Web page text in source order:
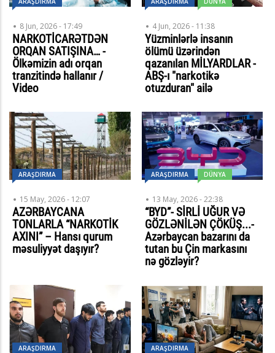
8 Jun, 2026 - 17:49
NARKOTİCARƏTDƏN
ORQAN SATIŞINA… -
Ölkəmizin adı orqan
tranzitində hallanır /
Video
4 Jun, 2026 - 11:38
Yüzminlərlə insanın
ölümü üzərindən
qazanılan MİLYARDLAR -
ABŞ-ı "narkotikə
otuzduran" ailə
ARAŞDIRMA
15 May, 2026 - 12:07
AZƏRBAYCANA
TONLARLA “NARKOTİK
AXINI” – Hansı qurum
məsuliyyət daşıyır?
ARAŞDIRMA DÜNYA
13 May, 2026 - 22:38
“BYD”- SİRLİ UĞUR VƏ
GÖZLƏNİLƏN ÇÖKÜŞ...-
Azərbaycan bazarını da
tutan bu Çin markasını
nə gözləyir?
ARAŞDIRMA ARAŞDIRMA